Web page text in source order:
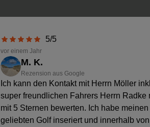
5/5
vor einem Jahr
M. K.
Rezension aus Google
Ich kann den Kontakt mit Herrn Möller
super freundlichen Fahrers Herrn Radke
mit 5 Sternen bewerten. Ich habe meinen
geliebten Golf inseriert und innerhalb